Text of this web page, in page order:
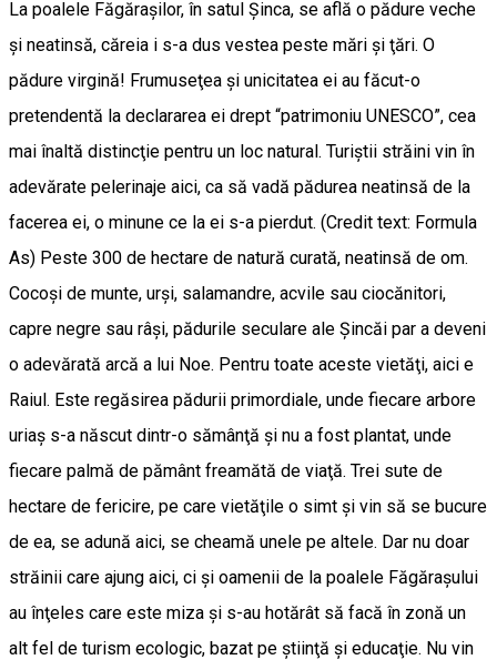
La poalele Făgăraşilor, în satul Şinca, se află o pădure veche
şi neatinsă, căreia i s-a dus vestea peste mări şi ţări. O
pădure virgină! Frumuseţea şi unicitatea ei au făcut-o
pretendentă la declara­rea ei drept “patrimoniu UNESCO”, cea
mai înaltă dis­tinc­ţie pentru un loc natural. Turiştii străini vin în
ade­vărate pelerinaje aici, ca să vadă pădurea neatinsă de la
facerea ei, o minune ce la ei s-a pierdut. (Credit text: Formula
As) Peste 300 de hectare de natură curată, neatinsă de om.
Cocoşi de munte, urşi, salaman­dre, acvile sau ciocănitori,
capre negre sau râşi, pădurile seculare ale Şincăi par a deveni
o adevărată arcă a lui Noe. Pen­tru toate aceste vietăţi, aici e
Raiul. Este regăsirea pădurii primordiale, unde fie­care arbore
uriaş s-a născut dintr-o să­mânţă şi nu a fost plantat, unde
fiecare palmă de pământ freamătă de viaţă. Trei sute de
hectare de fericire, pe care vietă­ţile o simt şi vin să se bucure
de ea, se adună aici, se cheamă unele pe altele. Dar nu doar
străinii care ajung aici, ci şi oamenii de la poalele Făgăraşului
au înţeles care este miza şi s-au hotărât să facă în zonă un
alt fel de turism ecolo­gic, bazat pe ştiinţă şi educaţie. Nu vin